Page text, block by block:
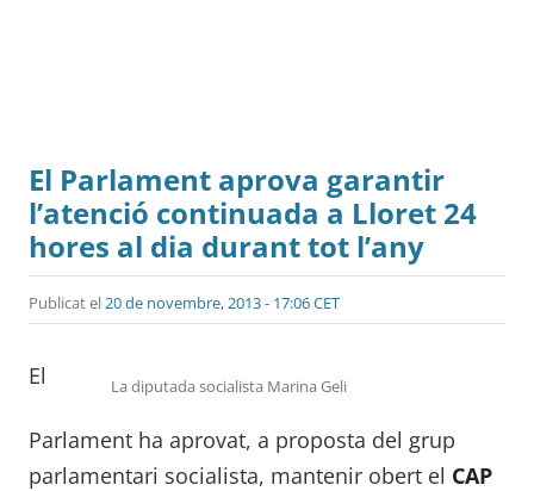
El Parlament aprova garantir
l’atenció continuada a Lloret 24
hores al dia durant tot l’any
Publicat el20 de novembre, 2013 - 17:06 CET
La diputada socialista Marina Geli
El
Parlament ha aprovat, a proposta del grup
parlamentari socialista, mantenir obert el CAP